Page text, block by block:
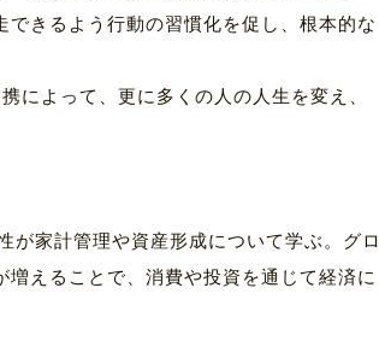
きるよう行動の習慣化を促し、根本的な
によって、更に多くの人の人生を変え、
が家計管理や資産形成について学ぶ。グロ
えることで、消費や投資を通じて経済に